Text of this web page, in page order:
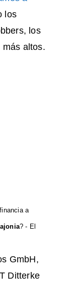
los
los
más altos.
a
? - El
GmbH,
Ditterke